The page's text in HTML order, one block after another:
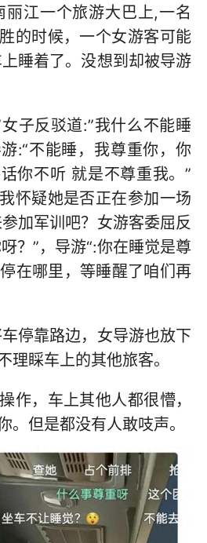
江一个旅游大巴上,一名
的时候，一个女游客可能
睡着了。没想到却被导游
子反驳道:”我什么不能睡
:“不能睡，我尊重你，你
你不听 就是不尊重我。”
怀疑她是否正在参加一场
加军训吧？女游客委屈反
？”，导游“:你在睡觉是尊
在哪里，等睡醒了咱们再
停靠路边，女导游也放下
理睬车上的其他旅客。
作，车上其他人都很懵，
。但是都没有人敢吱声。